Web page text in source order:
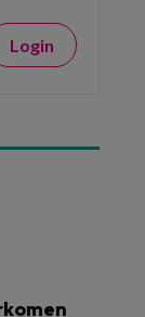
Login